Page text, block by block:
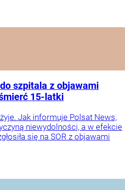
szpitala z objawami
15-latki
Jak informuje Polsat News,
niewydolności, a w efekcie
się na SOR z objawami